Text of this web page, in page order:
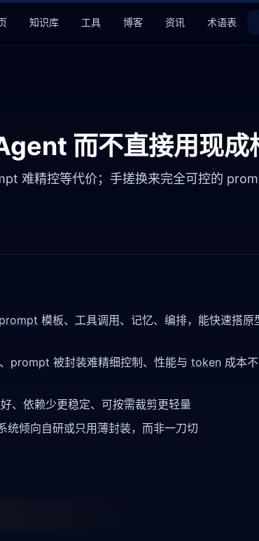
知识库 工具 博客 资讯 术语表
而不直接用现成
难精控等代价；手搓换来完全可控的
prompt 模板、 工具调用 、记忆、编排，能快速搭原
prompt 被封装难精细控制、性能与 token 成本不
好、依赖少更稳定、可按需裁剪更轻量
倾向自研或只用薄封装，而非一刀切